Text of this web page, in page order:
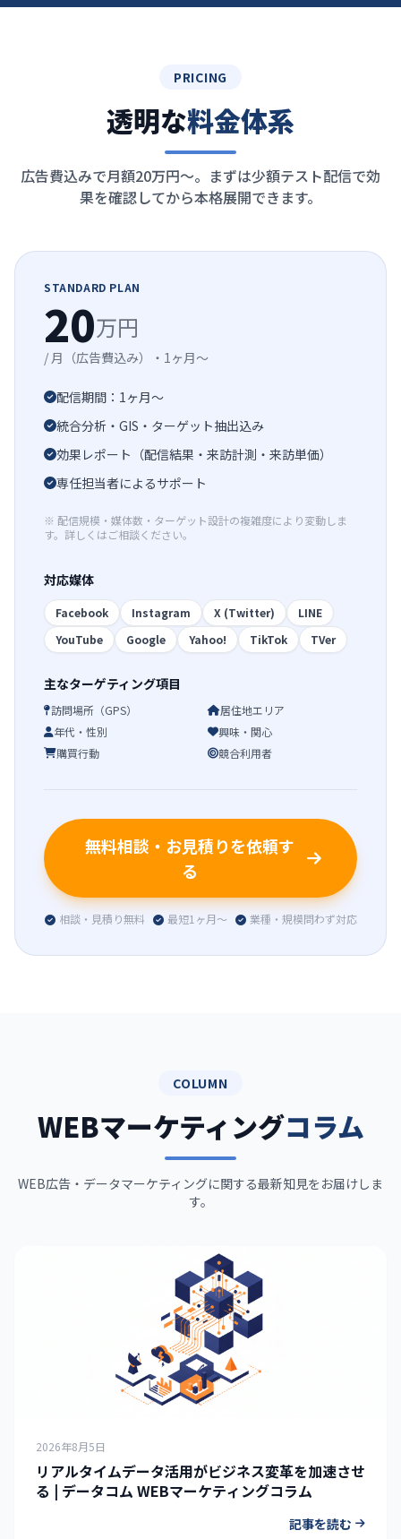
PRICING
透明な料金体系
広告費込みで月額20万円〜。まずは少額テスト配信で効
果を確認してから本格展開できます。
STANDARD PLAN
20万円
/ 月（広告費込み）・1ヶ月〜
配信期間：1ヶ月〜
統合分析・GIS・ターゲット抽出込み
効果レポート（配信結果・来訪計測・来訪単価）
専任担当者によるサポート
※ 配信規模・媒体数・ターゲット設計の複雑度により変動しま
す。詳しくはご相談ください。
対応媒体
Facebook Instagram X (Twitter)
LINE
YouTube
Google Yahoo! TikTok TVer
主なターゲティング項目
訪問場所（GPS）
居住地エリア
年代・性別
興味・関心
購買行動
競合利用者
無料相談・お見積りを依頼す
る
相談・見積り無料 最短1ヶ月〜 業種・規模問わず対応
COLUMN
WEBマーケティングコラム
WEB広告・データマーケティングに関する最新知見をお届けしま
す。
2026年8月5日
リアルタイムデータ活用がビジネス変革を加速させ
る | データコム WEBマーケティングコラム
記事を読む